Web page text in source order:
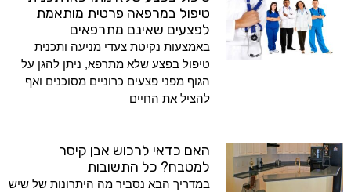
טיפול במרפאה פרטית מותאמת
לפצעים שאינם מתרפאים
באמצעות נקיטת צעדי מניעה ותכנית
טיפול בפצע שלא מתרפא, ניתן להגן על
הגוף מפני פצעים כרוניים מסוכנים ואף
להציל את החיים
האם כדאי לרכוש אבן קיסר
למטבח? כל התשובות
במדריך הבא נסביר מה היתרונות של שיש